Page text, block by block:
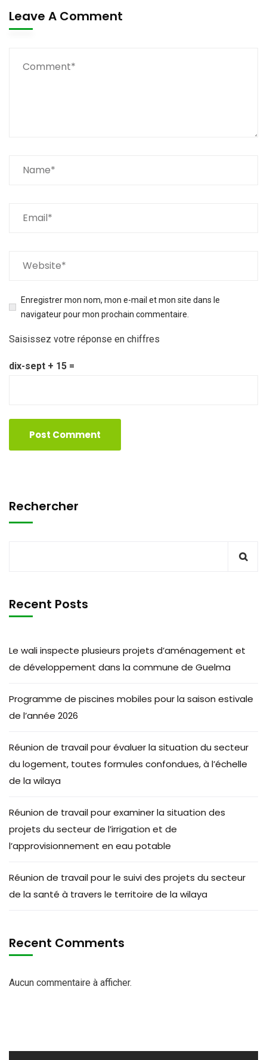
Leave A Comment
Enregistrer mon nom, mon e-mail et mon site dans le
navigateur pour mon prochain commentaire.
Saisissez votre réponse en chiffres
dix-sept + 15 =
Rechercher
Recent Posts
Le wali inspecte plusieurs projets d’aménagement et
de développement dans la commune de Guelma
Programme de piscines mobiles pour la saison estivale
de l’année 2026
Réunion de travail pour évaluer la situation du secteur
du logement, toutes formules confondues, à l’échelle
de la wilaya
Réunion de travail pour examiner la situation des
projets du secteur de l’irrigation et de
l’approvisionnement en eau potable
Réunion de travail pour le suivi des projets du secteur
de la santé à travers le territoire de la wilaya
Recent Comments
Aucun commentaire à afficher.